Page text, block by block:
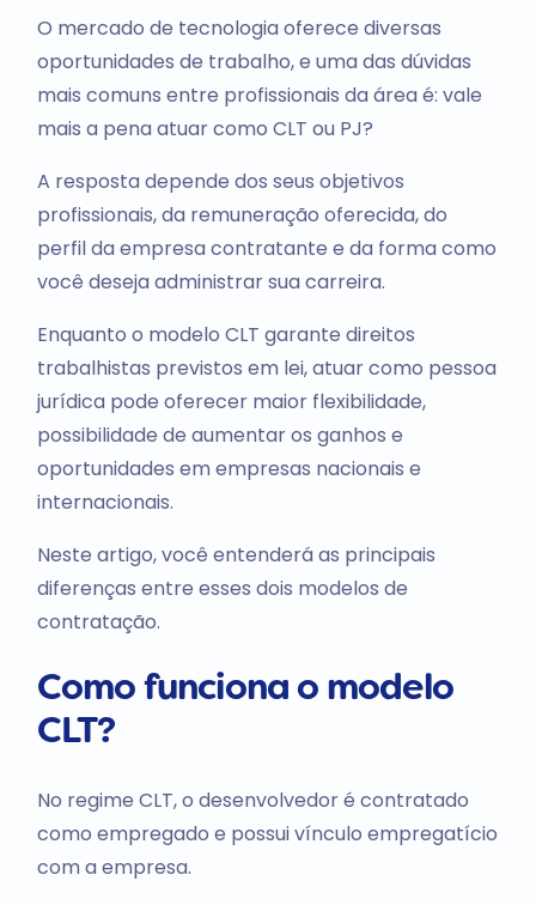
O mercado de tecnologia oferece diversas
oportunidades de trabalho, e uma das dúvidas
mais comuns entre profissionais da área é: vale
mais a pena atuar como CLT ou PJ?
A resposta depende dos seus objetivos
profissionais, da remuneração oferecida, do
perfil da empresa contratante e da forma como
você deseja administrar sua carreira.
Enquanto o modelo CLT garante direitos
trabalhistas previstos em lei, atuar como pessoa
jurídica pode oferecer maior flexibilidade,
possibilidade de aumentar os ganhos e
oportunidades em empresas nacionais e
internacionais.
Neste artigo, você entenderá as principais
diferenças entre esses dois modelos de
contratação.
Como funciona o modelo
CLT?
No regime CLT, o desenvolvedor é contratado
como empregado e possui vínculo empregatício
com a empresa.